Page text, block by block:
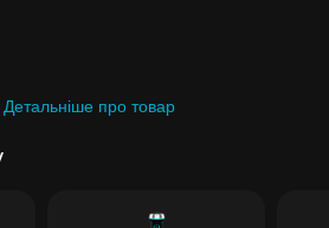
Детальніше про товар